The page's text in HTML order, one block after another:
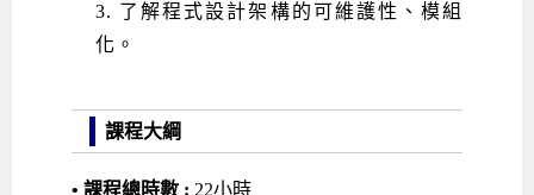
3. 了解程式設計架構的可維護性、模組
化。
課程大綱
• 課程總時數 : 22小時